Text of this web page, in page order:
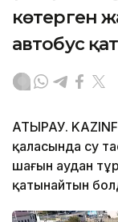
көтерген
автобус
АТЫРАУ.
қаласында су
шағын аудан
қатынайтын